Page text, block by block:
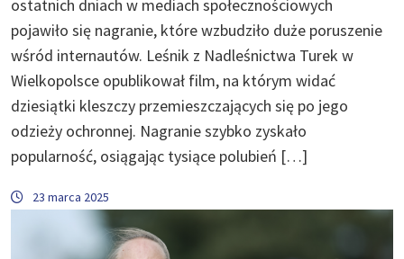
ostatnich dniach w mediach społecznościowych
pojawiło się nagranie, które wzbudziło duże poruszenie
wśród internautów. Leśnik z Nadleśnictwa Turek w
Wielkopolsce opublikował film, na którym widać
dziesiątki kleszczy przemieszczających się po jego
odzieży ochronnej. Nagranie szybko zyskało
popularność, osiągając tysiące polubień […]
23 marca 2025